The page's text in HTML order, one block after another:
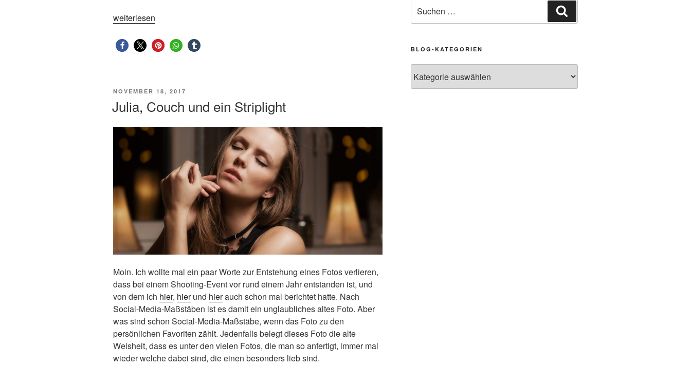
„Eine
ein
Licht,
weiterlesen
VERÖFFENTLICHT
NOVEMBER 18, 2017
Julia, Couch und ein Striplight
Moin. Ich wollte mal ein paar Worte zur Entstehung eines Fotos verlieren,
dass bei einem Shooting-Event vor rund einem Jahr entstanden ist, und
von dem ich hier, hierund hierauch schon mal berichtet hatte. Nach
Social-Media-Maßstäben ist es damit ein unglaubliches altes Foto. Aber
was sind schon Social-Media-Maßstäbe, wenn das Foto zu den
persönlichen Favoriten zählt. Jedenfalls belegt dieses Foto die alte
Weisheit, dass es unter den vielen Fotos, die man so anfertigt, immer mal
wieder welche dabei sind, die einen besonders lieb sind.
nach:
BLOG-KATEGORIEN
Kategorien